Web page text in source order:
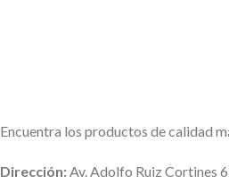
Encuentra los productos de calidad
Dirección:Av. Adolfo Ruiz Cortines